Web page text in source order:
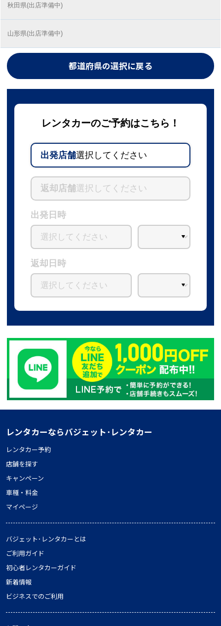
秋田県(出店準備中)
山形県(出店準備中)
都道府県の選択に戻る
レンタカーのご予約はこちら！
出発店舗選択してください
返却店舗選択してください
出発日時
返却日時
レンタカーならバジェット･レンタカー
レンタカー予約
店舗を探す
キャンペーン
車種・料金
マイページ
バジェット･レンタカーとは
ご利用ガイド
初心者レンタカーガイド
新着情報
ビジネスでのご利用